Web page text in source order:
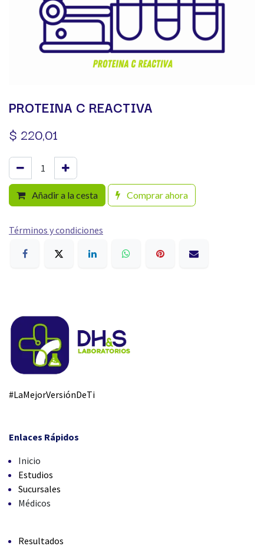
PROTEINA C REACTIVA
$ 220,01
Añadir a la cesta Comprar ahora
Términos y condiciones
#LaMejorVersiónDeTi
Enlaces Rápidos
Inicio
Estudios
Sucursales
Médicos
Resultados